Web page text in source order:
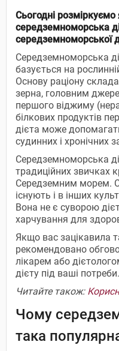
Сьогодні
середземноморська
середземноморської
Середземноморська
базується на
Основу раціону
зерна, головним
першого віджиму
білкових продуктів
дієта може
судинних і хронічних
Середземноморська
традиційних звичках
Середземним морем.
існують і в інших
Вона не є суворою
харчування для
Якщо вас зацікавила
рекомендовано
лікарем або
дієту під ваші потреби.
Читайте також:
Чому
така